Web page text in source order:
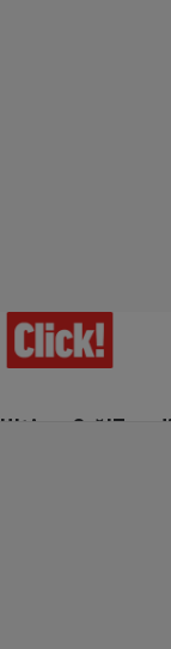
Ultima Oră!
Vedete